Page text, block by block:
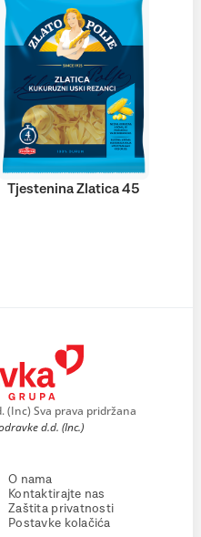
Tjestenina Zlatica 45
(Inc) Sva prava pridržana
d.d. (Inc.)
O nama
Kontaktirajte nas
Zaštita privatnosti
Postavke kolačića